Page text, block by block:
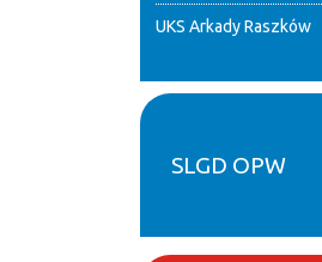
UKS Arkady Raszków
SLGD OPW